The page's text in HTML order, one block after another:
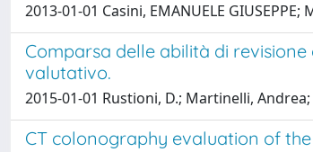
2013-01-01 Casini, EMANUELE
Comparsa delle abilità di
valutativo.
2015-01-01 Rustioni, D.; Martinelli,
CT colonography evaluation of